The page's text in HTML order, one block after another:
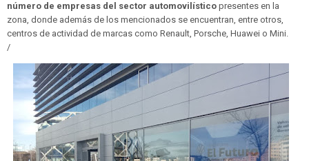
número de empresas del sector automovilístico presentes en la
zona, donde además de los mencionados se encuentran, entre otros,
centros de actividad de marcas como Renault, Porsche, Huawei o Mini.
/